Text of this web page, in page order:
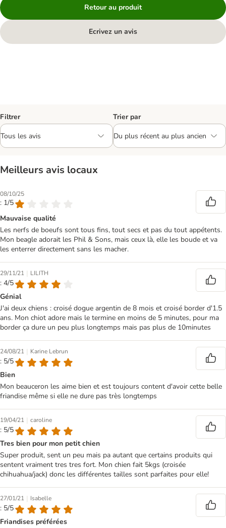
Retour au produit
Ecrivez un avis
Filtrer Trier par
Meilleurs avis locaux
08/10/25
: 1/5
Mauvaise qualité
Les nerfs de boeufs sont tous fins, tout secs et pas du tout appétents.
Mon beagle adorait les Phil & Sons, mais ceux là, elle les boude et va
les enterrer directement sans les macher.
29/11/21 | LILITH
: 4/5
Génial
J'ai deux chiens : croisé dogue argentin de 8 mois et croisé border d'1.5
ans. Mon chiot adore mais le termine en moins de 5 minutes, pour ma
border ça dure un peu plus longtemps mais pas plus de 10minutes
24/08/21 | Karine Lebrun
: 5/5
Bien
Mon beauceron les aime bien et est toujours content d'avoir cette belle
friandise même si elle ne dure pas très longtemps
19/04/21 | caroline
: 5/5
Tres bien pour mon petit chien
Super produit, sent un peu mais pa autant que certains produits qui
sentent vraiment tres tres fort. Mon chien fait 5kgs (croisée
chihuahua/jack) donc les différentes tailles sont parfaites pour elle!
27/01/21 | Isabelle
: 5/5
Friandises préférées